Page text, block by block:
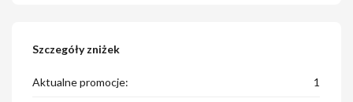
Szczegóły zniżek
Aktualne promocje: 1